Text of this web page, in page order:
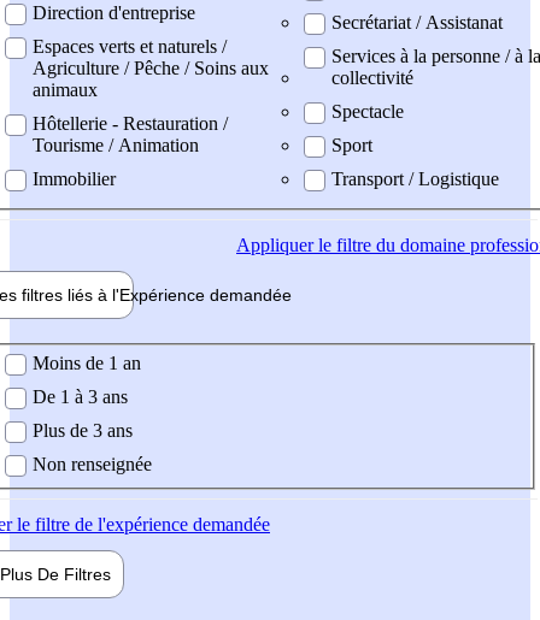
Direction d'entreprise
Espaces verts et naturels /
Agriculture / Pêche / Soins aux
animaux
Hôtellerie - Restauration /
Tourisme / Animation
Immobilier
Secrétariat / Assistanat
Services à la personne / à la
collectivité
Spectacle
Sport
Transport / Logistique
Appliquerle filtre du domaine
filtres liés à l'Expérience demandée
demandée
Moins de 1 an
De 1 à 3 ans
Plus de 3 ans
Non renseignée
le filtre de l'expérience demandée
Plus De Filtres